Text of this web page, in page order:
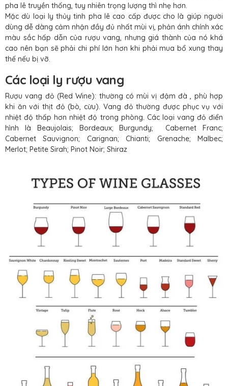
pha lê truyền thống, tuy nhiên trọng lượng thì nhẹ hơn.
Mặc dù loại ly thủy tinh pha lê cao cấp được cho là giúp người
dùng dễ dàng cảm nhận đầy đủ nhất mùi vị, phản ánh chính xác
màu sắc hấp dẫn của rượu vang, nhưng giá thành của nó khá
cao nên bạn sẽ phải chi phí lớn hơn khi phải mua bổ xung thay
thế nếu bị vỡ.
Các loại ly rượu vang
Rượu vang đỏ (Red Wine): thường có mùi vị đậm đà , phù hợp
khi ăn với thịt đỏ (bò, cừu). Vang đỏ thường được phục vụ với
nhiệt độ thấp hơn nhiệt độ trong phòng. Các loại vang đỏ điển
hình là Beaujolais; Bordeaux; Burgundy; Cabernet Franc;
Cabernet Sauvignon; Carignan; Chianti; Grenache; Malbec;
Merlot; Petite Sirah; Pinot Noir; Shiraz